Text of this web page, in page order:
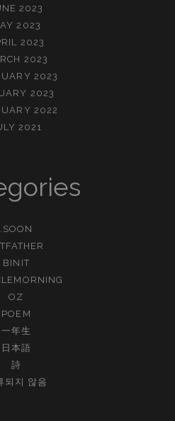
2023
2023
2023
2023
2023
2023
2022
2021
.SOON
BINIT
OZ
POEM
一年生
日本語
詩
되지 않음